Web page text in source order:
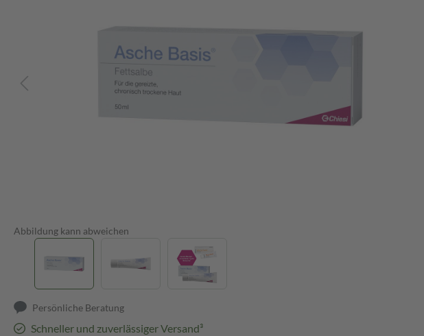
Abbildung kann abweichen
Persönliche Beratung
Schneller und zuverlässiger Versand³